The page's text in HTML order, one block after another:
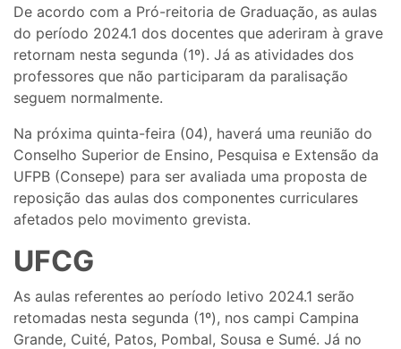
De acordo com a Pró-reitoria de Graduação, as aulas
do período 2024.1 dos docentes que aderiram à grave
retornam nesta segunda (1º). Já as atividades dos
professores que não participaram da paralisação
seguem normalmente.
Na próxima quinta-feira (04), haverá uma reunião do
Conselho Superior de Ensino, Pesquisa e Extensão da
UFPB (Consepe) para ser avaliada uma proposta de
reposição das aulas dos componentes curriculares
afetados pelo movimento grevista.
UFCG
As aulas referentes ao período letivo 2024.1 serão
retomadas nesta segunda (1º), nos campi Campina
Grande, Cuité, Patos, Pombal, Sousa e Sumé. Já no